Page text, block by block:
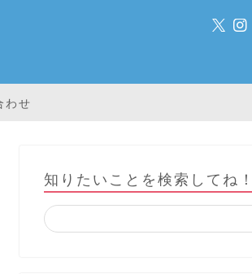
わせ
知りたいことを検索してね！